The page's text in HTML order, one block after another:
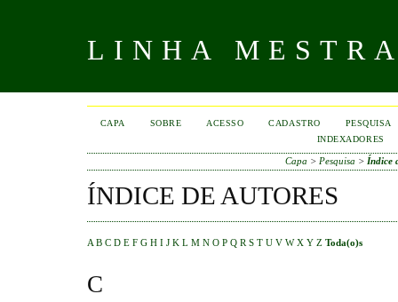
LINHA
CAPA SOBRE ACESSO CADASTRO
PESQUISA
INDEXADORES
Capa > Pesquisa > Índice
ÍNDICE DE AUTORES
A B C D E F G H I J K L M N O P Q R S T U V W X Y Z Toda(o)s
C